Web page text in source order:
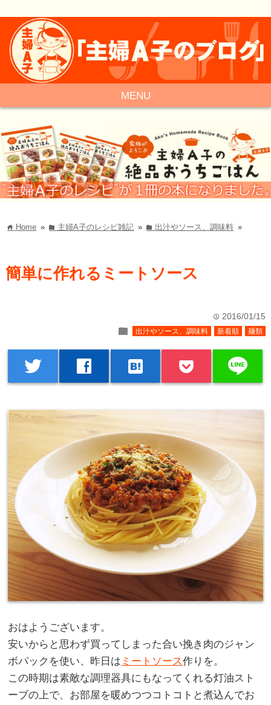
MENU
home Home » folder 主婦A子のレシピ雑記 » folder 出汁やソース、調味料 »
簡単に作れるミートソース
time 2016/01/15
folder 出汁やソース、調味料 新着順 麺類
twitter facebook hatenabookmark line
おはようございます。
安いからと思わず買ってしまった合い挽き肉のジャン
ボパックを使い、昨日は ミートソース作りを。
この時期は素敵な調理器具にもなってくれる灯油スト
ーブの上で、お部屋を暖めつつコトコトと煮込んでお